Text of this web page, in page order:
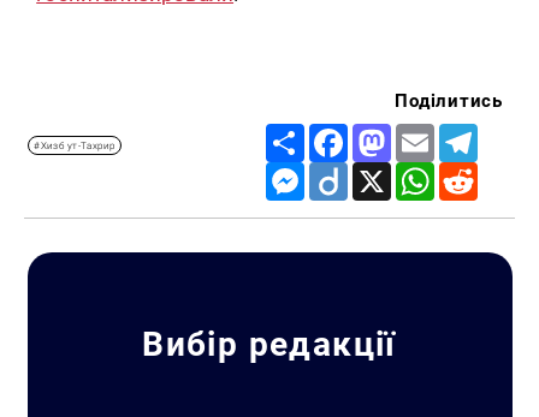
#Хизб ут-Тахрир
Поділитись
Share FacebookMastodon
Email
Messenger
Diigo X WhatsApp
Вибір редакції